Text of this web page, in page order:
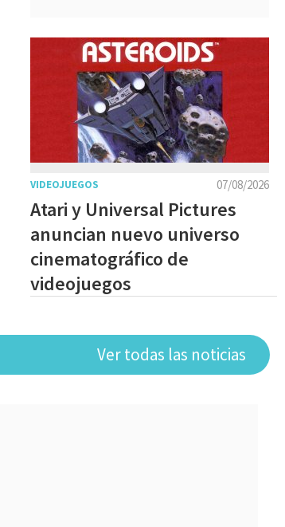
07/08/2026
VIDEOJUEGOS
Atari y Universal Pictures
anuncian nuevo universo
cinematográfico de
videojuegos
Ver todas las noticias